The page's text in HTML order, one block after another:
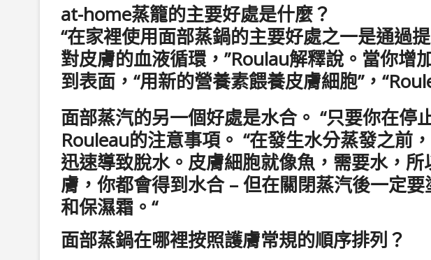
at-home蒸籠的主要好處是什麼？
“在家裡使用面部蒸鍋的主要好處之一是通過
對皮膚的血液循環，”Roulau解釋說。當你增
到表面，“用新的營養素餵養皮膚細胞”，
面部蒸汽的另一個好處是水合。 “只要你在停
Rouleau的注意事項。 “在發生水分蒸發之前
迅速導致脫水。皮膚細胞就像魚，需要水，
膚，你都會得到水合 – 但在關閉蒸汽後一定
和保濕霜。“
面部蒸鍋在哪裡按照護膚常規的順序排列？